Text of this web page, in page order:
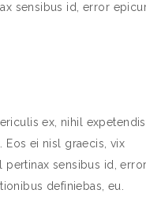
sensibus id, error
ex, nihil expetendis
Eos ei nisl graecis, vix
pertinax sensibus id, error
definiebas, eu.